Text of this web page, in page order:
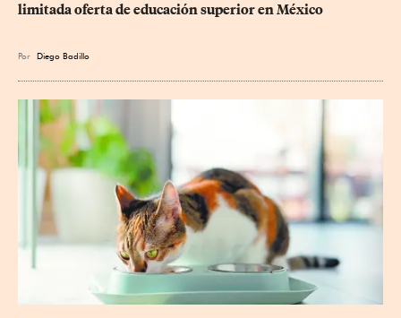
limitada oferta de educación superior en México
Por Diego Badillo